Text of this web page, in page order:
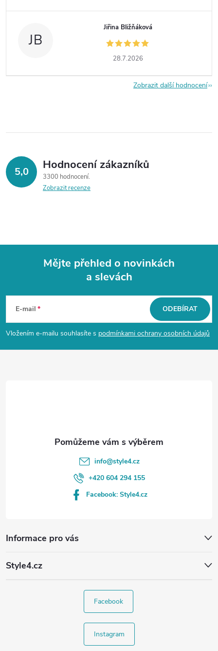
JB
Jiřina Bližňáková
28.7.2026
Zobrazit další hodnocení
5,0 Hodnocení zákazníků
3300 hodnocení
Zobrazit recenze
p
a
Mějte přehled o novinkách
a slevách
E-mail
Vložením e-mailu souhlasíte s podmínkami ochrany osobních údajů
ODEBÍRAT
Informace pro vás
Style4.cz
info@style4.cz
+420 604 294 155
Facebook: Style4.cz
Facebook
Instagram